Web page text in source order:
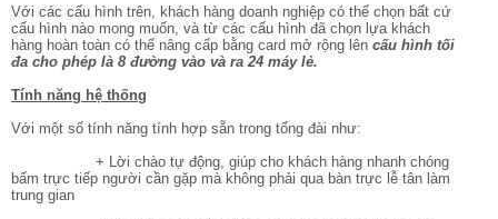
Với các cấu hình trên, khách hàng doanh nghiệp có thể chọn bất cứ
cấu hình nào mong muốn, và từ các cấu hình đã chọn lựa khách
hàng hoàn toàn có thể nâng cấp bằng card mở rộng lên cấu hình tối
đa cho phép là 8 đường vào và ra 24 máy lẻ.
Tính năng hệ thống
Với một số tính năng tính hợp sẵn trong tổng đài như:
+ Lời chào tự động, giúp cho khách hàng nhanh chóng
bấm trực tiếp người cần gặp mà không phải qua bàn trực lễ tân làm
trung gian